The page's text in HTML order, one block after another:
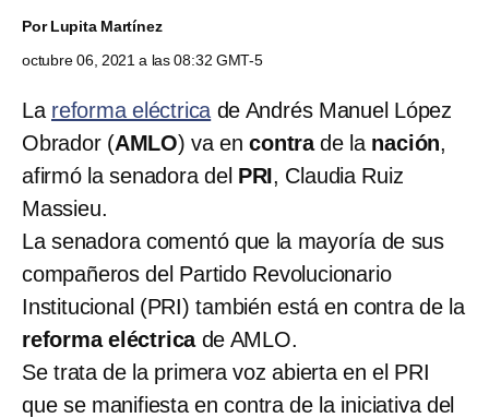
PorLupita Martínez
octubre 06, 2021 a las 08:32 GMT-5
La reforma eléctrica de Andrés Manuel López
Obrador (AMLO) va encontrade la nación,
afirmó la senadora del PRI, Claudia Ruiz
Massieu.
La senadora comentó que la mayoría de sus
compañeros del Partido Revolucionario
Institucional (PRI) también está en contra de la
reforma eléctricade AMLO.
Se trata de la primera voz abierta en el PRI
que se manifiesta en contra de la iniciativa del